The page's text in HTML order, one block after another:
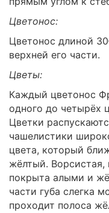
Цветонос:
Цветонос длиной
верхней его части.
Цветы:
Каждый цветонос
одного до четырёх
Цветки
чашелистики
цвета, который
жёлтый.
покрыта алыми и
части губа слегка
проходит полоса